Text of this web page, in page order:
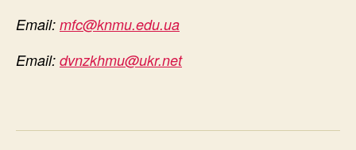
Email: mfc@knmu.edu.ua
Email: dvnzkhmu@ukr.net